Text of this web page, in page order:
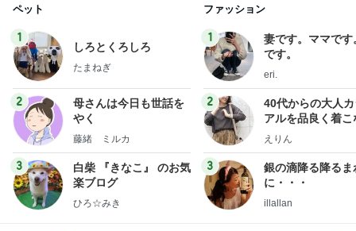
ペット
1
しろとくろしろ
たまねぎ
2
母さんは今日も世話を
やく
藤緒 ミルカ
3
白柴 『きなこ』 のお気
楽ブログ
ひろ☆みき
ファッション
1
妻です。ママです
です。
eri.
2
40代からの大人
アルを品良く着こ
ファッションブロ
えりん
3
銀の滴降る降るま
に・・・
illallan